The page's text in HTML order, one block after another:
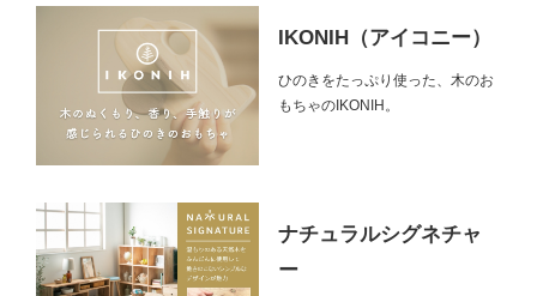
IKONIH（アイコニー）
ひのきをたっぷり使った、木のお
もちゃのIKONIH。
ナチュラルシグネチャ
ー